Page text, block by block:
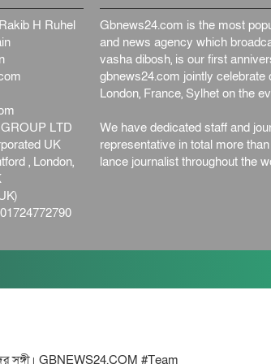
H Ruhel
LTD
UK
, London,
Gbnews24.com is the most
and news agency which
vasha dibosh, is our first
gbnews24.com jointly
London, France, Sylhet on the
We have dedicated staff and
representative in total more
lance journalist throughout the
#Team